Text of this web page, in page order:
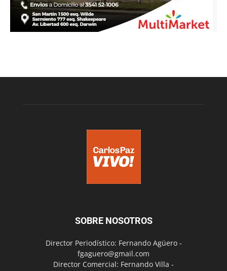
SOBRE NOSOTROS
Director Periodístico: Fernando Agüero -
fgaguero@gmail.com
Director Comercial: Fernando Villa -